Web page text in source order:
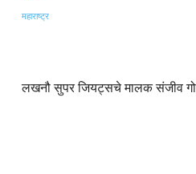
लखनौ सुपर जियट्सचे मालक संजीव